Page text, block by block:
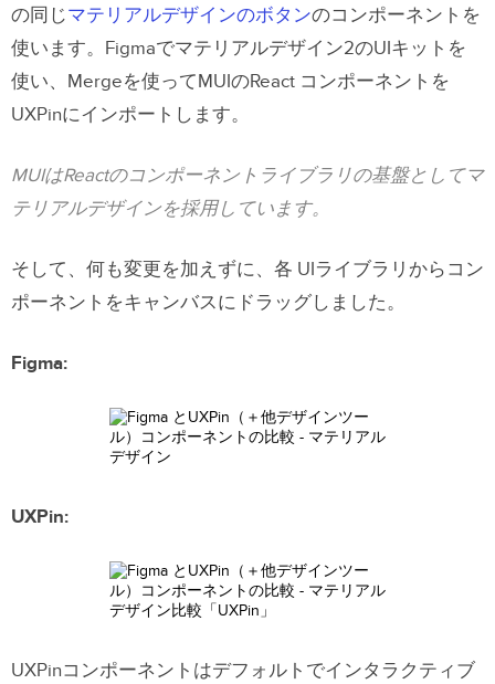
の同じマテリアルデザインのボタンのコンポーネントを
使います。Figmaでマテリアルデザイン2のUIキットを
使い、Mergeを使ってMUIのReact コンポーネントを
UXPinにインポートします。
MUIはReactのコンポーネントライブラリの基盤としてマ
テリアルデザインを採用しています。
そして、何も変更を加えずに、各 UIライブラリからコン
ポーネントをキャンバスにドラッグしました。
Figma:
UXPin:
UXPinコンポーネントはデフォルトでインタラクティブ